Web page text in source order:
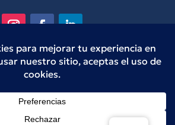
una organización sin fines de
en Houston, Texas. © Small